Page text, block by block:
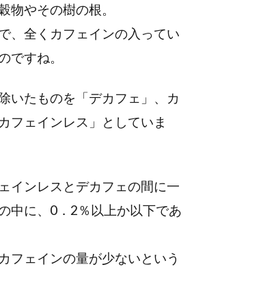
物やその樹の根。
、全くカフェインの入ってい
ですね。
いたものを「デカフェ」、カ
フェインレス」としていま
インレスとデカフェの間に一
中に、0．2％以上か以下であ
フェインの量が少ないという